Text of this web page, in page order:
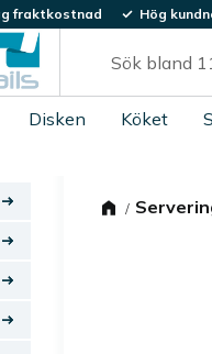
fraktkostnad Hög
Disken Köket